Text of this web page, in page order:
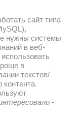
сайт типа
нужны системы
в веб-
в
текстов/
контента.
-